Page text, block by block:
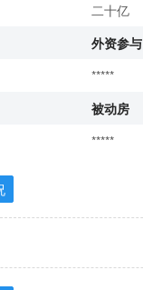
二十亿
外资参与
*****
被动房
*****